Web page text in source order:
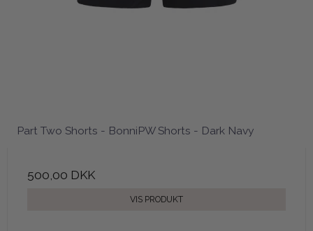
Part Two Shorts - BonniPW Shorts - Dark Navy
500,00 DKK
VIS PRODUKT